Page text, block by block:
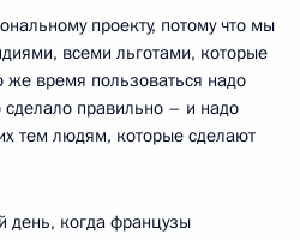
проекту, потому что мы
всеми льготами, которые
же время пользоваться надо
сделало правильно – и надо
тем людям, которые сделают
день, когда французы